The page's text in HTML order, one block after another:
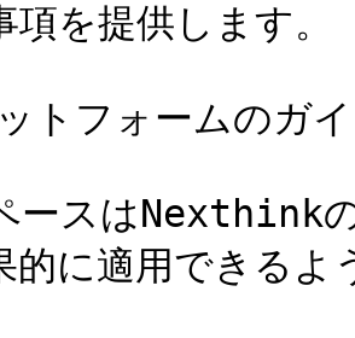
を提供します。
トフォームのガ
ースはNexthink
的に適用できるよ